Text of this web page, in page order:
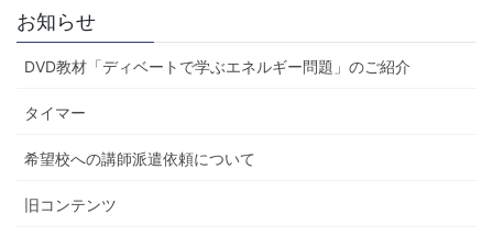
お知らせ
DVD教材「ディベートで学ぶエネルギー問題」のご紹介
タイマー
希望校への講師派遣依頼について
旧コンテンツ